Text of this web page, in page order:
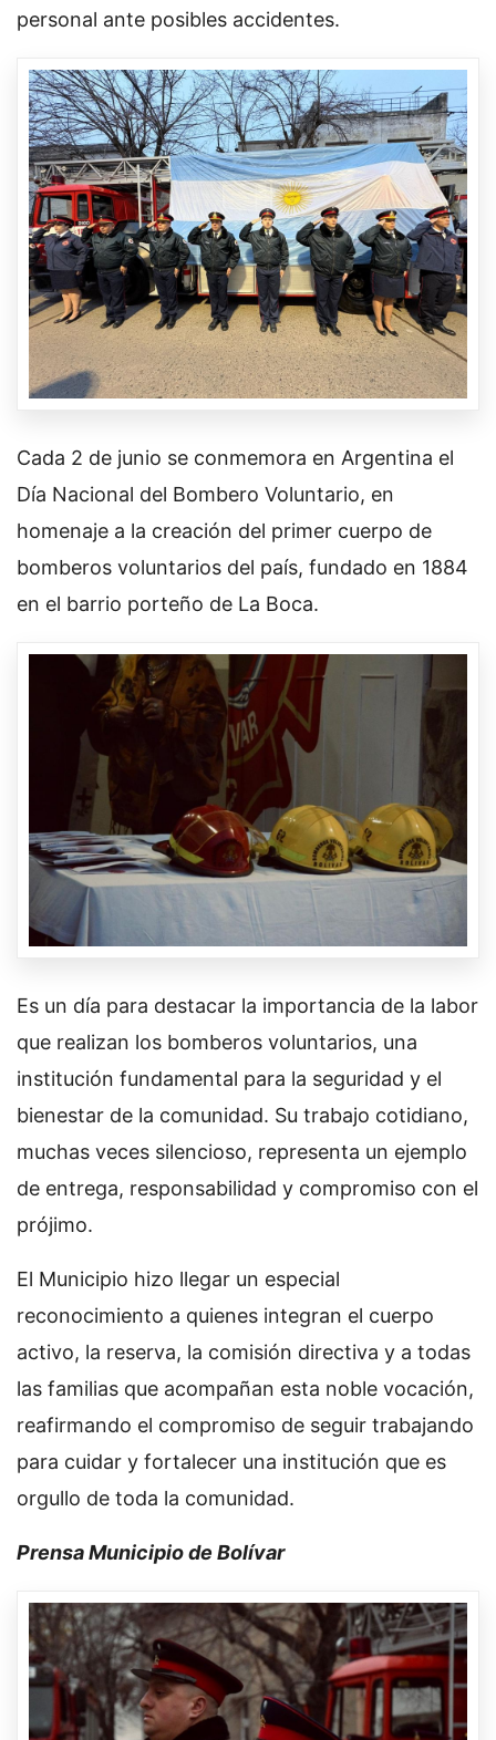
personal ante posibles accidentes.
Cada 2 de junio se conmemora en Argentina el
Día Nacional del Bombero Voluntario, en
homenaje a la creación del primer cuerpo de
bomberos voluntarios del país, fundado en 1884
en el barrio porteño de La Boca.
Es un día para destacar la importancia de la labor
que realizan los bomberos voluntarios, una
institución fundamental para la seguridad y el
bienestar de la comunidad. Su trabajo cotidiano,
muchas veces silencioso, representa un ejemplo
de entrega, responsabilidad y compromiso con el
prójimo.
El Municipio hizo llegar un especial
reconocimiento a quienes integran el cuerpo
activo, la reserva, la comisión directiva y a todas
las familias que acompañan esta noble vocación,
reafirmando el compromiso de seguir trabajando
para cuidar y fortalecer una institución que es
orgullo de toda la comunidad.
Prensa Municipio de Bolívar